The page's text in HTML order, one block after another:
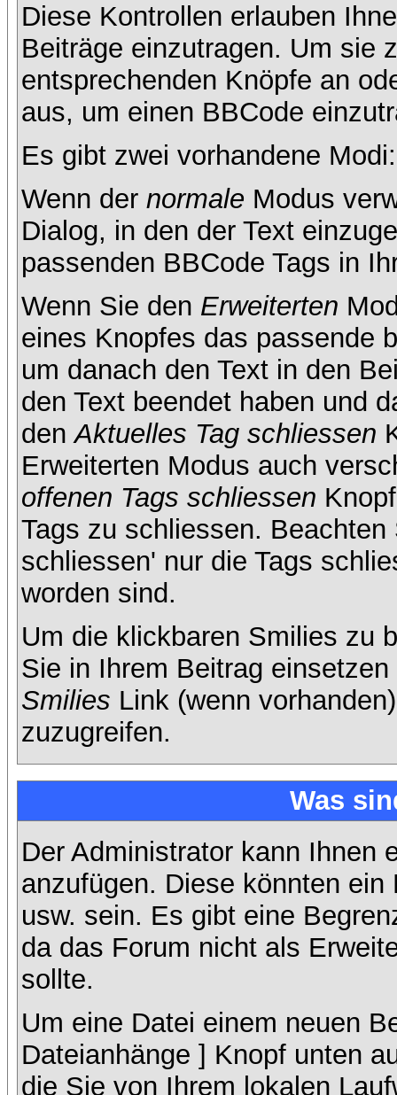
Diese Kontrollen erlauben
Beiträge einzutragen. Um sie
entsprechenden Knöpfe an
aus, um einen BBCode
Es gibt zwei vorhandene
Wenn der normale Modus
Dialog, in den der Text
passenden BBCode Tags in
Wenn Sie den Erweiterten
eines Knopfes das passende
um danach den Text in den
den Text beendet haben und
denAktuelles Tag schliessen
Erweiterten Modus auch
offenen Tags schliessen
Tags zu schliessen.
schliessen' nur die Tags
worden sind.
Um die klickbaren Smilies zu
Sie in Ihrem Beitrag
Smilies Link (wenn
zuzugreifen.
Was
Der Administrator kann Ihnen
anzufügen. Diese könnten
usw. sein. Es gibt eine
da das Forum nicht als
sollte.
Um eine Datei einem neuen
Dateianhänge ] Knopf unten
die Sie von Ihrem lokalen